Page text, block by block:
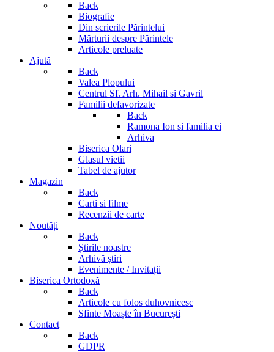
Back
Biografie
Din scrierile Părintelui
Mărturii despre Părintele
Articole preluate
Ajută
Back
Valea Plopului
Centrul Sf. Arh. Mihail si Gavril
Familii defavorizate
Back
Ramona Ion si familia ei
Arhiva
Biserica Olari
Glasul vietii
Tabel de ajutor
Magazin
Back
Carti si filme
Recenzii de carte
Noutăți
Back
Știrile noastre
Arhivă știri
Evenimente / Invitații
Biserica Ortodoxă
Back
Articole cu folos duhovnicesc
Sfinte Moaște în București
Contact
Back
GDPR